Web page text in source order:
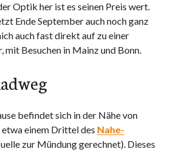
Optik her ist es seinen Preis wert.
Ende September auch noch ganz
auch fast direkt auf zu einer
mit Besuchen in Mainz und Bonn.
befindet sich in der Nähe von
einem Drittel des Nahe-
zur Mündung gerechnet). Dieses